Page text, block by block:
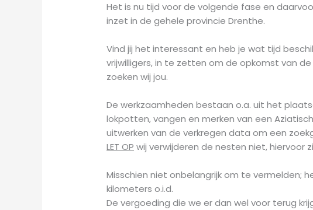
Het is nu tijd voor de volgende fase en
inzet in de gehele provincie Drenthe.
Vind jij het interessant en heb je wat tijd
vrijwilligers, in te zetten om de opkomst van
zoeken wij jou.
De werkzaamheden bestaan o.a. uit het
lokpotten, vangen en merken van een
uitwerken van de verkregen data om een
LET OP wij verwijderen de nesten niet, hiervoor
Misschien niet onbelangrijk om te vermelden;
kilometers o.i.d.
De vergoeding die we er dan wel voor terug